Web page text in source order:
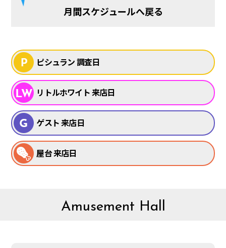
月間スケジュールへ戻る
ピシュラン 調査日
リトルホワイト 来店日
ゲスト 来店日
屋台 来店日
Amusement Hall